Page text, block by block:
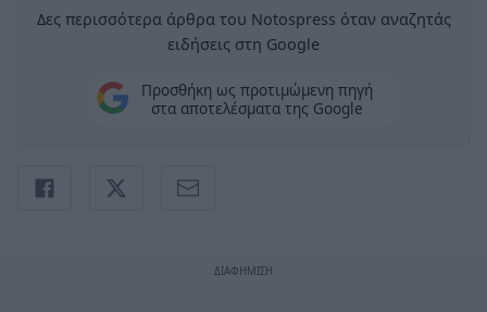
Δες περισσότερα άρθρα του Notospress όταν αναζητάς
ειδήσεις στη Google
Προσθήκη ως προτιμώμενη πηγή
στα αποτελέσματα της Google